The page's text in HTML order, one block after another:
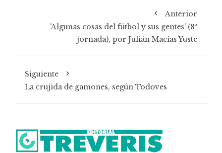
Anterior
'Algunas cosas del fútbol y sus gentes' (8ª
jornada), por Julián Macías Yuste
Siguiente
La crujida de gamones, según Todoves